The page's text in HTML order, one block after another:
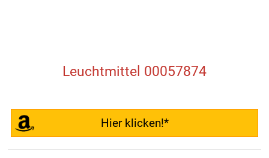
Leuchtmittel 00057874
Hier klicken!*